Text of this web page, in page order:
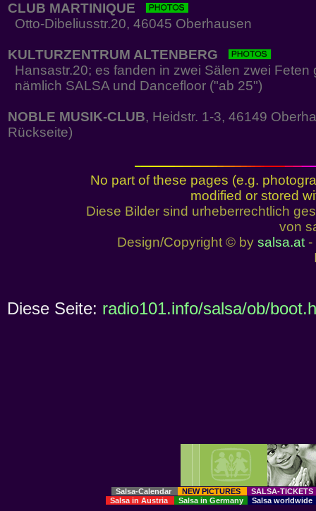
CLUB MARTINIQUE
Otto-Dibeliusstr.20, 46045 Oberhausen
KULTURZENTRUM ALTENBERG
Hansastr.20; es fanden in zwei Sälen zwei Feten
nämlich SALSA und Dancefloor ("ab 25")
NOBLE MUSIK-CLUB, Heidstr. 1-3, 46149
Rückseite)
No part of these pages (e.g.
modified or stored
Diese Bilder sind urheberrechtlich
von
Design/Copyright © by salsa.at-
Diese Seite: radio101.info/salsa/ob/
Salsa-Calendar NEW PICTURES
SALSA-
Salsa in Austria
Salsa in Germany Salsa worldwide